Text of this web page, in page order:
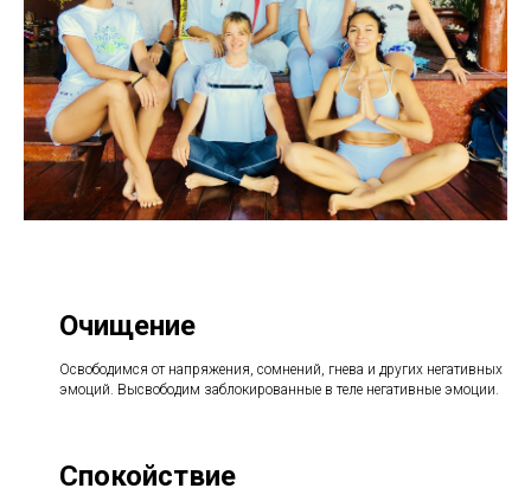
Очищение
Освободимся от напряжения, сомнений, гнева и других негативных
эмоций. Высвободим заблокированные в теле негативные эмоции.
Спокойствие